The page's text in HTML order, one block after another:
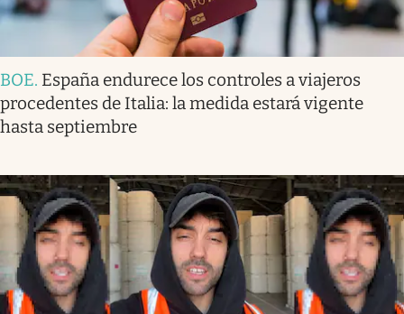
BOE. España endurece los controles a viajeros
procedentes de Italia: la medida estará vigente
hasta septiembre